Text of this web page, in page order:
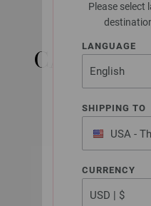
Please select
LANGUAGE
SHIPPING TO
USA -
of America
CURRENCY